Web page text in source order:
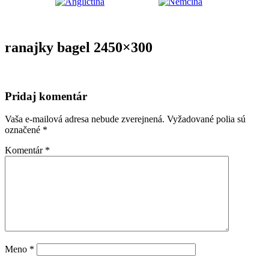
ranajky bagel 2450×300
Pridaj komentár
Vaša e-mailová adresa nebude zverejnená. Vyžadované polia sú
označené *
Komentár *
Meno *